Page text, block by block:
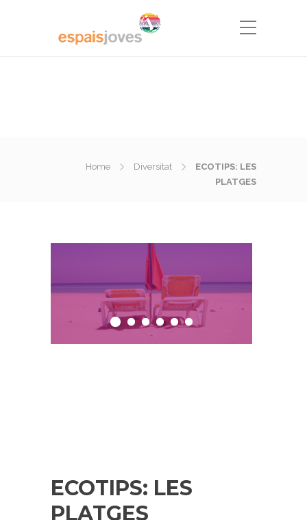
Home Diversitat
ECOTIPS: LES
PLATGES
ECOTIPS: LES
PLATGES